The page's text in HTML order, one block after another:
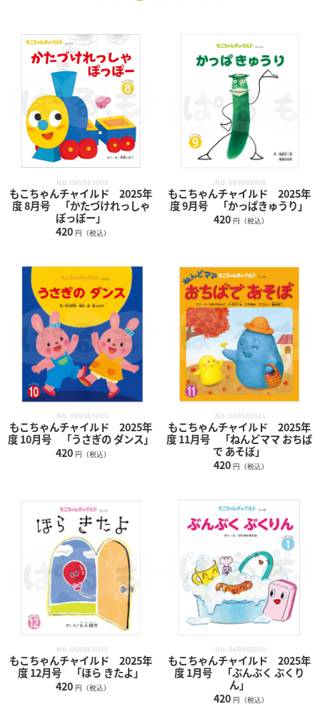
No.069983008
もこちゃんチャイルド 2025年
度 8月号 「かたづけれっしゃ
ぽっぽー」
420 円（税込）
No.069983009
もこちゃんチャイルド 2025年
度 9月号 「かっぱきゅうり」
420 円（税込）
No.069983010
もこちゃんチャイルド 2025年
度 10月号 「うさぎの ダンス」
420 円（税込）
No.069983011
もこちゃんチャイルド 2025年
度 11月号 「ねんどママ おちば
で あそぼ」
420 円（税込）
No.069983012
もこちゃんチャイルド 2025年
度 12月号 「ほら きたよ」
420 円（税込）
No.069983001
もこちゃんチャイルド 2025年
度 1月号 「ぶんぶく ぶくり
ん」
420 円（税込）